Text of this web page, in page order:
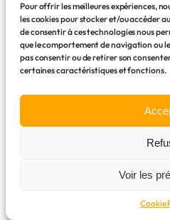
Pour offrir les meilleures expériences,
les cookies pour stocker et/ou accéder
de consentir à ces technologies nous
que le comportement de navigation ou
pas consentir ou de retirer son
certaines caractéristiques et fonctions.
Voir les
Cookie
Français